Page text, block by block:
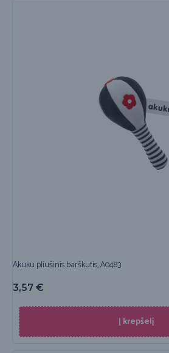
Akuku pliušinis barškutis, A0483
3,57 €
Į krepšelį